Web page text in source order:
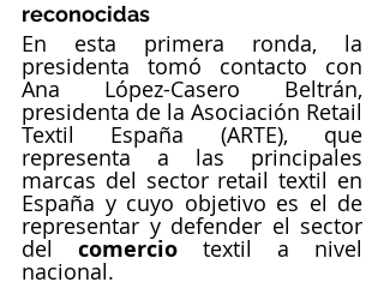
reconocidas
En esta primera ronda, la
presidenta tomó contacto con
Ana López-Casero Beltrán,
presidenta de la Asociación Retail
Textil España (ARTE), que
representa a las principales
marcas del sector retail textil en
España y cuyo objetivo es el de
representar y defender el sector
del comercio textil a nivel
nacional.